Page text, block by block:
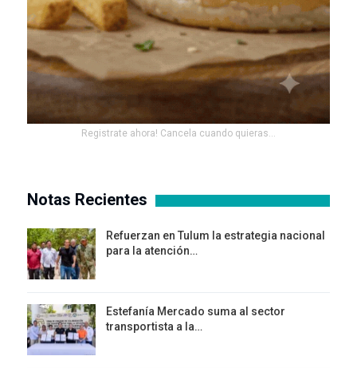
Registrate ahora! Cancela cuando quieras...
Notas Recientes
Refuerzan en Tulum la estrategia nacional
para la atención…
Estefanía Mercado suma al sector
transportista a la…